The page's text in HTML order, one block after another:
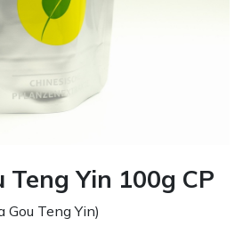
Teng Yin 100g CP
Gou Teng Yin)